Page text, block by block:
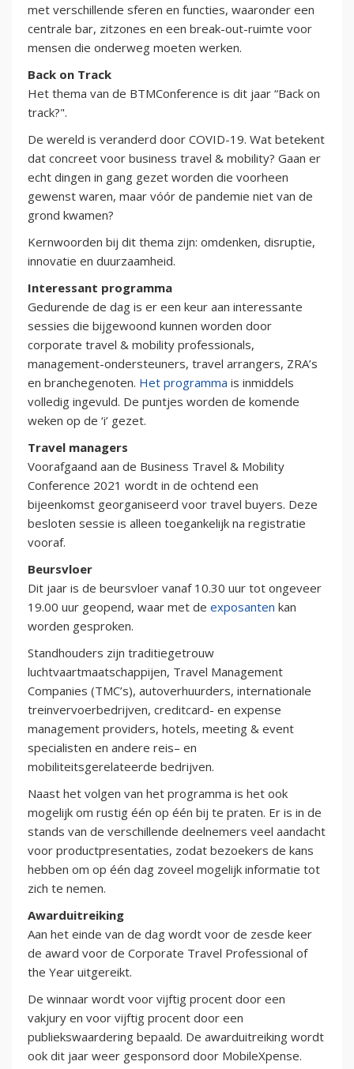
met verschillende sferen en functies, waaronder een
centrale bar, zitzones en een break-out-ruimte voor
mensen die onderweg moeten werken.
Back on Track
Het thema van de BTMConference is dit jaar “Back on
track?".
De wereld is veranderd door COVID-19. Wat betekent
dat concreet voor business travel & mobility? Gaan er
echt dingen in gang gezet worden die voorheen
gewenst waren, maar vóór de pandemie niet van de
grond kwamen?
Kernwoorden bij dit thema zijn: omdenken, disruptie,
innovatie en duurzaamheid.
Interessant programma
Gedurende de dag is er een keur aan interessante
sessies die bijgewoond kunnen worden door
corporate travel & mobility professionals,
management-ondersteuners, travel arrangers, ZRA’s
en branchegenoten. Het programma is inmiddels
volledig ingevuld. De puntjes worden de komende
weken op de ‘i’ gezet.
Travel managers
Voorafgaand aan de Business Travel & Mobility
Conference 2021 wordt in de ochtend een
bijeenkomst georganiseerd voor travel buyers. Deze
besloten sessie is alleen toegankelijk na registratie
vooraf.
Beursvloer
Dit jaar is de beursvloer vanaf 10.30 uur tot ongeveer
19.00 uur geopend, waar met de exposanten kan
worden gesproken.
Standhouders zijn traditiegetrouw
luchtvaartmaatschappijen, Travel Management
Companies (TMC’s), autoverhuurders, internationale
treinvervoerbedrijven, creditcard- en expense
management providers, hotels, meeting & event
specialisten en andere reis– en
mobiliteitsgerelateerde bedrijven.
Naast het volgen van het programma is het ook
mogelijk om rustig één op één bij te praten. Er is in de
stands van de verschillende deelnemers veel aandacht
voor productpresentaties, zodat bezoekers de kans
hebben om op één dag zoveel mogelijk informatie tot
zich te nemen.
Awarduitreiking
Aan het einde van de dag wordt voor de zesde keer
de award voor de Corporate Travel Professional of
the Year uitgereikt.
De winnaar wordt voor vijftig procent door een
vakjury en voor vijftig procent door een
publiekswaardering bepaald. De awarduitreiking wordt
ook dit jaar weer gesponsord door MobileXpense.